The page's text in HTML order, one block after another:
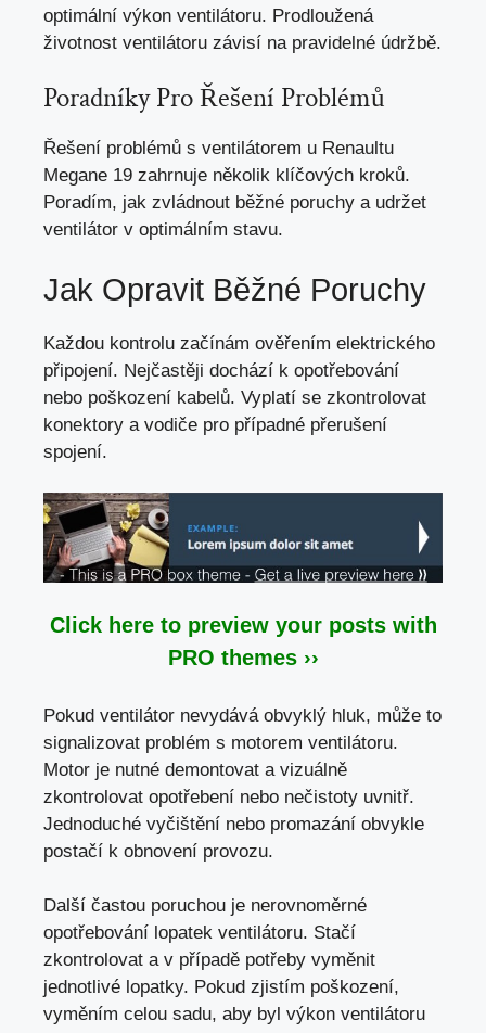
optimální výkon ventilátoru. Prodloužená
životnost ventilátoru závisí na pravidelné údržbě.
Poradníky Pro Řešení Problémů
Řešení problémů s ventilátorem u Renaultu
Megane 19 zahrnuje několik klíčových kroků.
Poradím, jak zvládnout běžné poruchy a udržet
ventilátor v optimálním stavu.
Jak Opravit Běžné Poruchy
Každou kontrolu začínám ověřením elektrického
připojení. Nejčastěji dochází k opotřebování
nebo poškození kabelů. Vyplatí se zkontrolovat
konektory a vodiče pro případné přerušení
spojení.
Click here to preview your posts with
PRO themes ››
Pokud ventilátor nevydává obvyklý hluk, může to
signalizovat problém s motorem ventilátoru.
Motor je nutné demontovat a vizuálně
zkontrolovat opotřebení nebo nečistoty uvnitř.
Jednoduché vyčištění nebo promazání obvykle
postačí k obnovení provozu.
Další častou poruchou je nerovnoměrné
opotřebování lopatek ventilátoru. Stačí
zkontrolovat a v případě potřeby vyměnit
jednotlivé lopatky. Pokud zjistím poškození,
vyměním celou sadu, aby byl výkon ventilátoru